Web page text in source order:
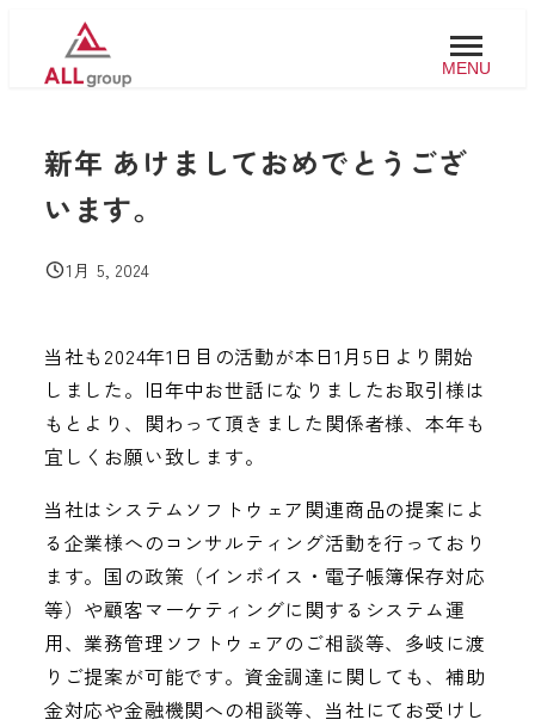
MENU
新年 あけましておめでとうござ
います。
投稿日
1月 5, 2024
当社も2024年1日目の活動が本日1月5日より開始
しました。旧年中お世話になりましたお取引様は
もとより、関わって頂きました関係者様、本年も
宜しくお願い致します。
当社はシステムソフトウェア関連商品の提案によ
る企業様へのコンサルティング活動を行っており
ます。国の政策（インボイス・電子帳簿保存対応
等）や顧客マーケティングに関するシステム運
用、業務管理ソフトウェアのご相談等、多岐に渡
りご提案が可能です。資金調達に関しても、補助
金対応や金融機関への相談等、当社にてお受けし